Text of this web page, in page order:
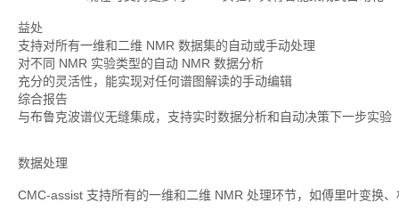
益处
支持对所有一维和二维 NMR 数据集的自动或手动处理
对不同 NMR 实验类型的自动 NMR 数据分析
充分的灵活性，能实现对任何谱图解读的手动编辑
综合报告
与布鲁克波谱仪无缝集成，支持实时数据分析和自动决策下一步实验
数据处理
CMC-assist 支持所有的一维和二维 NMR 处理环节，如傅里叶变换